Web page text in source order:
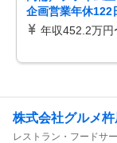
企画営業年休122
メーカー×商社
年収452.2万円
株式会社グルメ杵
レストラン・フードサ